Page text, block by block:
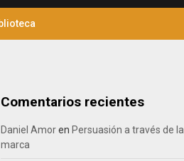
Comentarios recientes
Daniel Amoren Persuasión a través de la
marca